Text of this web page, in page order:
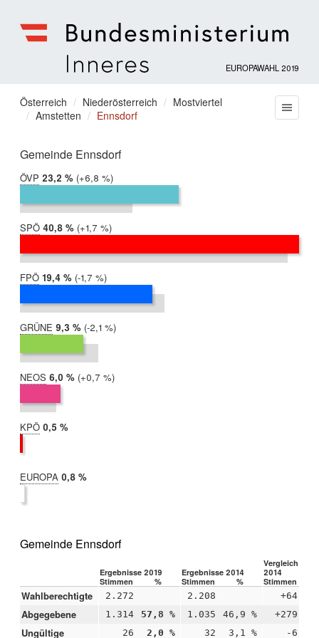
für
Inneres
EUROPAWAHL 2019
Sie
befinden
hier:
Österreich Niederösterreich
Mostviertel
Amstetten
Ennsdorf
Gemeinde Ennsdorf
ÖVP 2019:
23,2 %
2014:
16,5 %
Differenz:
+6,8 %
SPÖ 2019:
40,8 %
2014:
39,2 %
Differenz:
+1,7 %
FPÖ 2019:
19,4 %
2014:
21,1 %
Differenz:
-1,7 %
GRÜNE 2019:
9,3 %
2014:
11,5 %
Differenz:
-2,1 %
NEOS 2019:
6,0 %
2014:
5,3 %
Differenz:
+0,7 %
KPÖ 2019:
0,5 %
EUROPA 2019:
0,8 %
Gemeinde Ennsdorf
Ergebnisse 2019 Ergebnisse 2014
Vergleich
2014
Stimmen
% Stimmen % Stimmen
Wahlberechtigte 2.272 2.208 +64
Abgegebene 1.314 57,8 % 1.035 46,9 % +279
Ungültige 26 2,0 % 32 3,1 % -6